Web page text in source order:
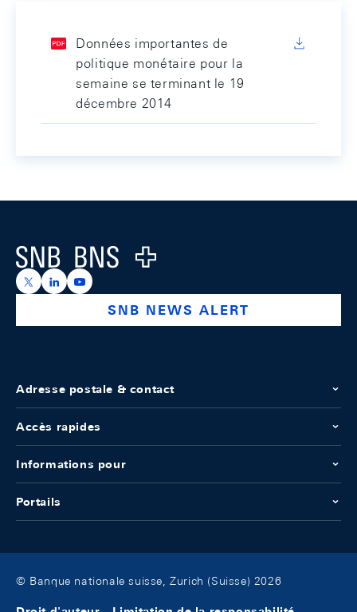
Données importantes de
politique monétaire pour la
semaine se terminant le 19
décembre 2014
Logo
https://x.com/snb_bns
https://ch.linkedin.com/company/swiss-national-
https://www.youtube.com/@swissnationalbank
SNB NEWS ALERT
Adresse postale & contact
Accès rapides
Informations pour
Portails
© Banque nationale suisse, Zurich (Suisse) 2026